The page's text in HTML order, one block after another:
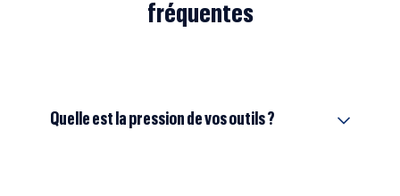
fréquentes
Quelle est la pression de vos outils ?